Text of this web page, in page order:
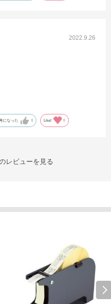
2022.9.26
になった 0 Like! 0
レビューを見る